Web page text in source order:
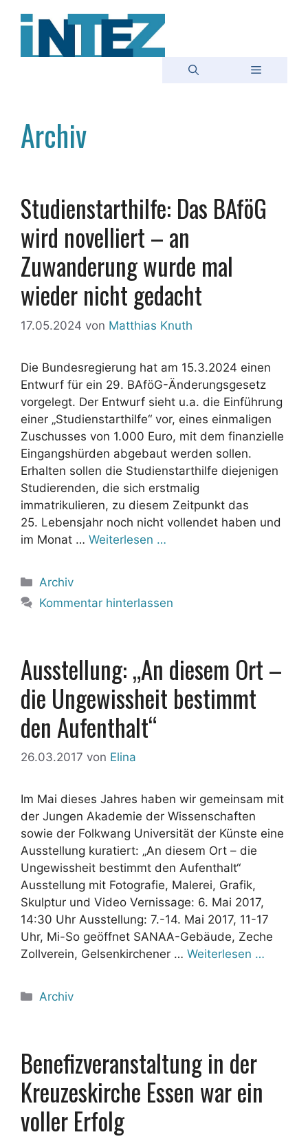
Inhalt
Menü
Archiv
Studienstarthilfe: Das BAföG
wird novelliert – an
Zuwanderung wurde mal
wieder nicht gedacht
17.05.2024 von Matthias Knuth
Die Bundesregierung hat am 15.3.2024 einen
Entwurf für ein 29. BAföG-Änderungsgesetz
vorgelegt. Der Entwurf sieht u.a. die Einführung
einer „Studienstarthilfe“ vor, eines einmaligen
Zuschusses von 1.000 Euro, mit dem finanzielle
Eingangshürden abgebaut werden sollen.
Erhalten sollen die Studienstarthilfe diejenigen
Studierenden, die sich erstmalig
immatrikulieren, zu diesem Zeitpunkt das
25. Lebensjahr noch nicht vollendet haben und
im Monat … Weiterlesen …
Kategorien
Archiv
Kommentar hinterlassen
Ausstellung: „An diesem Ort –
die Ungewissheit bestimmt
den Aufenthalt“
26.03.2017 von Elina
Im Mai dieses Jahres haben wir gemeinsam mit
der Jungen Akademie der Wissenschaften
sowie der Folkwang Universität der Künste eine
Ausstellung kuratiert: „An diesem Ort – die
Ungewissheit bestimmt den Aufenthalt“
Ausstellung mit Fotografie, Malerei, Grafik,
Skulptur und Video Vernissage: 6. Mai 2017,
14:30 Uhr Ausstellung: 7.-14. Mai 2017, 11-17
Uhr, Mi-So geöffnet SANAA-Gebäude, Zeche
Zollverein, Gelsenkirchener … Weiterlesen …
Kategorien
Archiv
Benefizveranstaltung in der
Kreuzeskirche Essen war ein
voller Erfolg